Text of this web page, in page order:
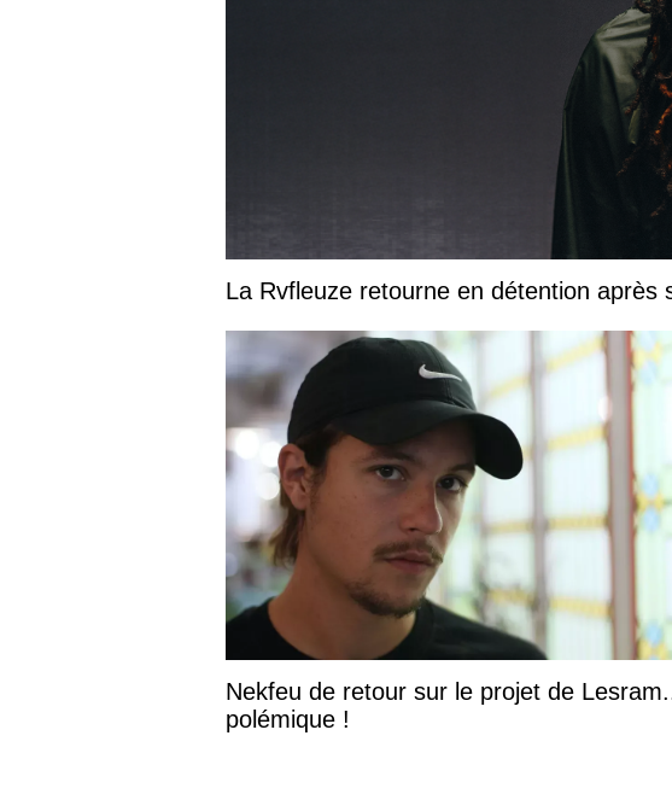
La Rvfleuze retourne en détention après
Nekfeu de retour sur le projet de
polémique !